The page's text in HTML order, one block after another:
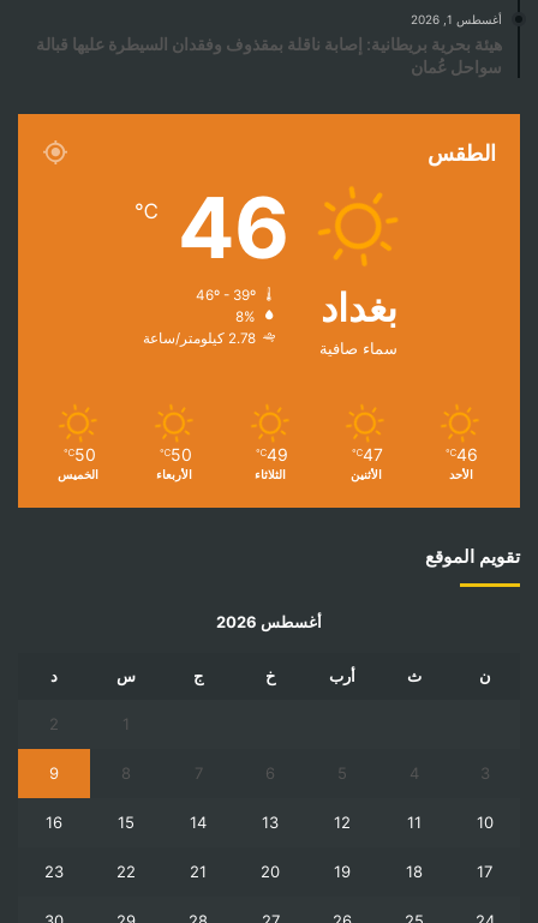
أغسطس 1, 2026
هيئة بحرية بريطانية: إصابة ناقلة بمقذوف وفقدان السيطرة عليها قبالة
سواحل عُمان
الطقس
بغداد
سماء صافية
46
℃
8%
2.78 كيلومتر/ساعة
46
℃
الأحد
47
℃
الأثنين
49
℃
الثلاثاء
50
℃
الأربعاء
50
℃
الخميس
تقويم الموقع
أغسطس 2026
ن ث أرب خ ج س د
1
2
3
4
5
6
7
8
9
10
11
12
13
14
15
16
17
18
19
20
21
22
23